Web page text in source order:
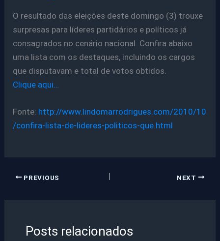
O resultado das eleições deste domingo (3) trouxe
surpresas para líderes partidários e políticos já
consagrados no cenário nacional. Confira abaixo
uma lista com os destaques, incluindo os cargos
que disputavam e total de votos obtidos.
Clique aqui…
Fonte: http://www.lindomarrodrigues.com/2010/10
/confira-lista-de-lideres-politicos-que.html
PREVIOUS NEXT
Posts relacionados